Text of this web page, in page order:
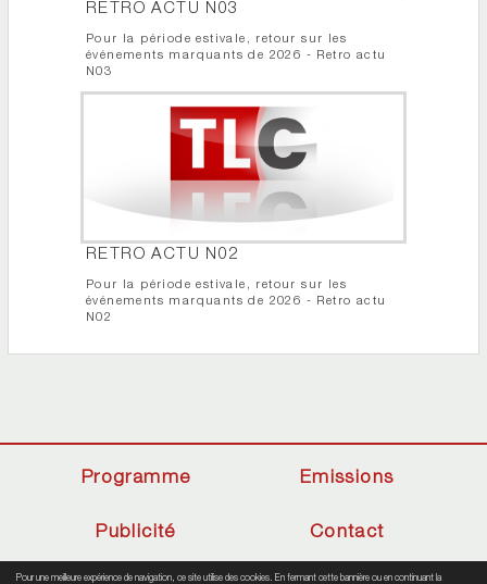
Pour une meilleure expérience de navigation, ce site utilise des cookies. En fermant cette bannière ou en continuant la
RETRO ACTU N03
Pour la période estivale, retour sur les
événements marquants de 2026 - Retro actu
N03
RETRO ACTU N02
Pour la période estivale, retour sur les
événements marquants de 2026 - Retro actu
N02
Programme Emissions
Publicité Contact